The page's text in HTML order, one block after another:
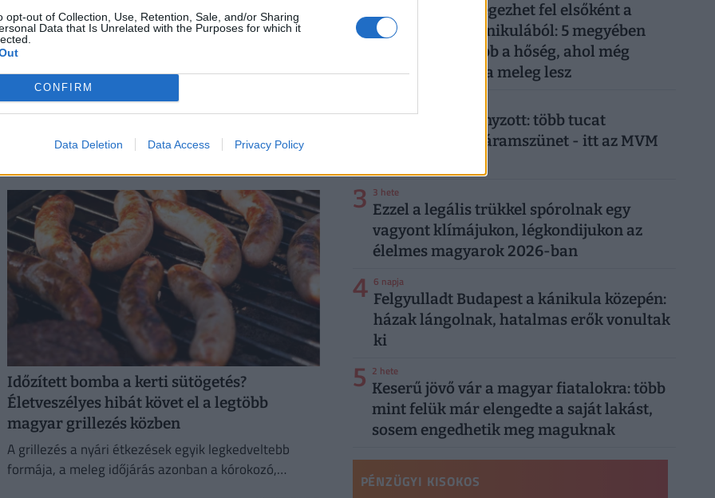
opt-out of Collection, Use, Retention, Sale, and/or Sharing
Data that Is Unrelated with the Purposes for which it
CONFIRM
Data Deletion Data Access Privacy Policy
Elképesztő fordulat a magyar lakáspiacon:
kétszer akkora házat kapsz ugyanazért a
pénzért, ha átléped ezt a határt
a 100 millió forint feletti ingatlanok iránti kereslet a
fordul.
Időzített bomba a kerti sütögetés?
Életveszélyes hibát követ el a legtöbb
magyar grillezés közben
A grillezés a nyári étkezések egyik legkedveltebb
formája, a meleg időjárás azonban a kórokozó,
Ez a 7 megye lélegezhet fel elsőként a
kibírhatatlan kánikulából: 5 megyében
tart ki a legtovább a hőség, ahol még
pénteken is kutya meleg lesz
2 Már csak ez hiányzott: több tucat
településen jön áramszünet - itt az MVM
3 3 hete
Ezzel a legális trükkel spórolnak egy
vagyont klímájukon, légkondijukon az
élelmes magyarok 2026-ban
4 6 napja
Felgyulladt Budapest a kánikula közepén:
házak lángolnak, hatalmas erők vonultak
ki
5 2 hete
Keserű jövő vár a magyar fiatalokra: több
mint felük már elengedte a saját lakást,
sosem engedhetik meg maguknak
PÉNZÜGYI KISOKOS